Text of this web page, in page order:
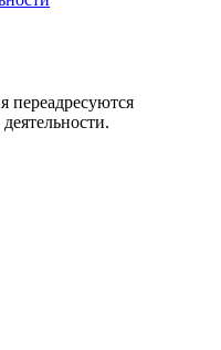
переадресуются